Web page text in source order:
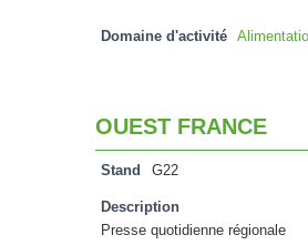
Domaine d'activité
OUEST FRANCE
Stand G22
Description
Presse quotidienne régionale